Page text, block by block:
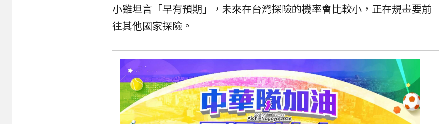
小雞坦言「早有預期」，未來在台灣探險的機率會比較小，正在規畫要前
往其他國家探險。